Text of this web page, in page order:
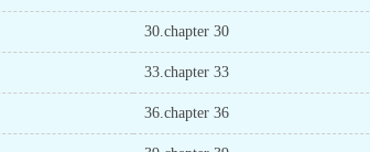
30.chapter 30
33.chapter 33
36.chapter 36